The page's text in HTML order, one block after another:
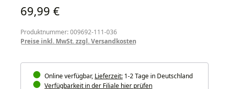
Regulärer Preis:
69,99 €
Produktnummer: 009692-111-036
Preise inkl. MwSt. zzgl. Versandkosten
Online verfügbar, Lieferzeit: 1-2 Tage in Deutschland
Verfügbarkeit in der Filiale hier prüfen